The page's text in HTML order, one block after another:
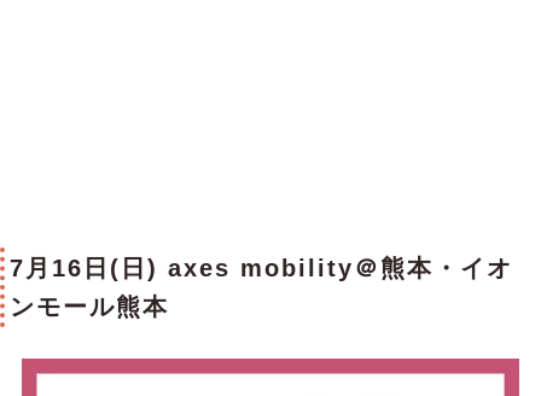
7月16日(日) axes mobility＠熊本・ イオ
ンモール熊本